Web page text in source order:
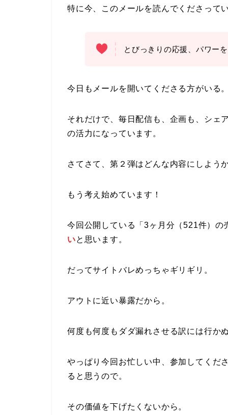
特に今、このメールを読んでくださって
とびっきりの応援、パワー
今日もメールを開いてくださる方がいる
それだけで、毎日配信も、企画も、シェ
の活力になっています。
さてさて、第２弾はどんな内容にしよう
もう考え始めています！
今回公開している「3ヶ月分（521件）の
いと思います。
だってサイトバレめっちゃギリギリ。
アウトに近い暴露だから。
何度も何度もダダ漏れさせる訳には行か
やっぱり今回お忙しい中、参加してくだ
ると思うので。
その価値を下げたくないから。